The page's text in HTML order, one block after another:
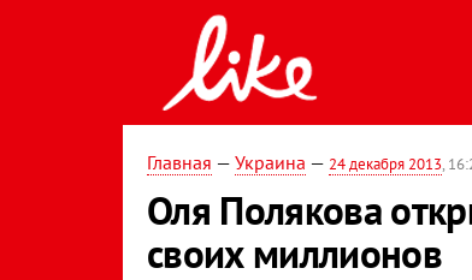
Главная — Украина — 24 декабря 2013,
Оля Полякова
своих миллионов